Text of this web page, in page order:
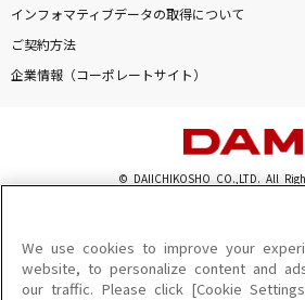
インフォマティブデータの取得について
ご契約方法
企業情報（コーポレートサイト）
© DAIICHIKOSHO CO.,LTD. All
このサイトに掲載されている一切の文章・画像・写
を問わず、著作権法の定める範囲を超えて無断で複製
を禁じます。
楽曲及びコンテンツは、機種によりご利用いただけな
We use cookies to improve your
website, to personalize content and
our traffic. Please click [Cookie